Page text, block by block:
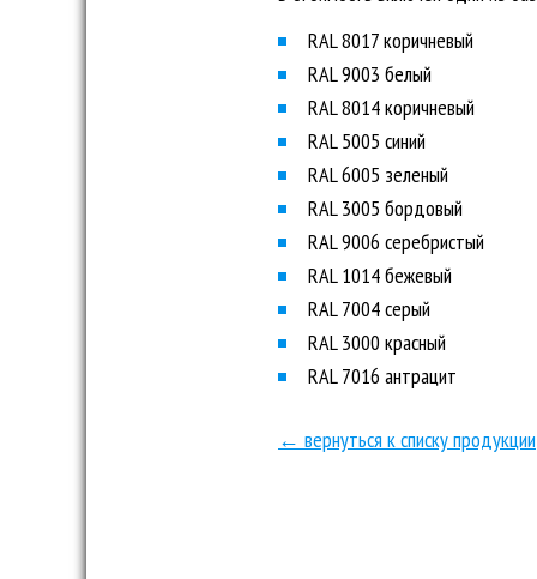
RAL 8017 коричневый
RAL 9003 белый
RAL 8014 коричневый
RAL 5005 синий
RAL 6005 зеленый
RAL 3005 бордовый
RAL 9006 серебристый
RAL 1014 бежевый
RAL 7004 серый
RAL 3000 красный
RAL 7016 антрацит
← вернуться к списку продукции